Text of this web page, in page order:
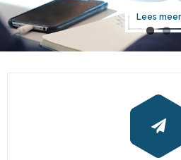
Lees meer